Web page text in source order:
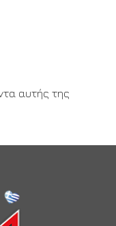
αυτής της